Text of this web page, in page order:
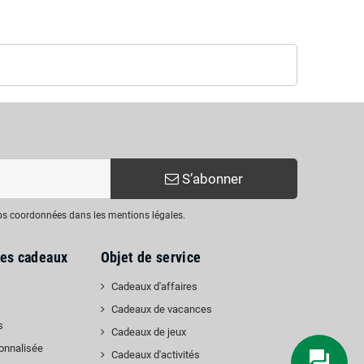
S’abonner
coordonnées dans les mentions légales.
cadeaux
Objet de service
Cadeaux d'affaires
Cadeaux de vacances
Cadeaux de jeux
Cadeaux d'activités